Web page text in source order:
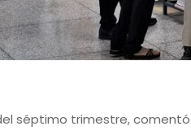
séptimo trimestre,